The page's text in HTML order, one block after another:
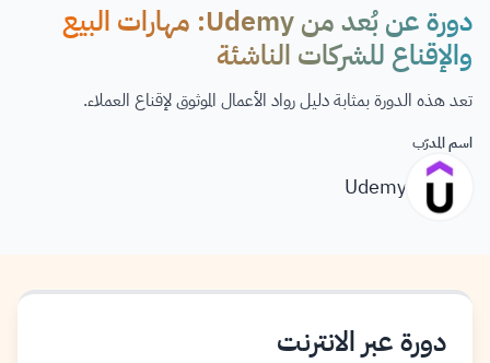
دورة عن بُعد من Udemy: مهارات البيع
والإقناع للشركات الناشئة
تعد هذه الدورة بمثابة دليل رواد الأعمال الموثوق لإقناع العملاء.
اسم المدرّب
Udemy
دورة عبر الانترنت